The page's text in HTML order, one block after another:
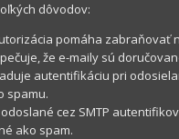
dôvodov:
pomáha zabraňovať
že e-maily sú
autentifikáciu pri
spamu.
odoslané cez SMTP
ako spam.